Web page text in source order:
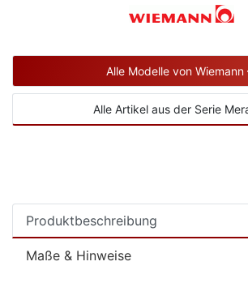
Alle Modelle von Wiemann
Alle Artikel aus der Serie
Produktbeschreibung
Maße & Hinweise